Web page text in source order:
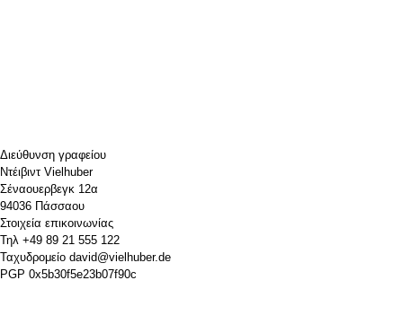
Διεύθυνση γραφείου
Ντέιβιντ Vielhuber
Σέναουερβεγκ 12α
94036 Πάσσαου
Στοιχεία επικοινωνίας
Τηλ +49 89 21 555 122
Ταχυδρομείο david@vielhuber.de
PGP 0x5b30f5e23b07f90c